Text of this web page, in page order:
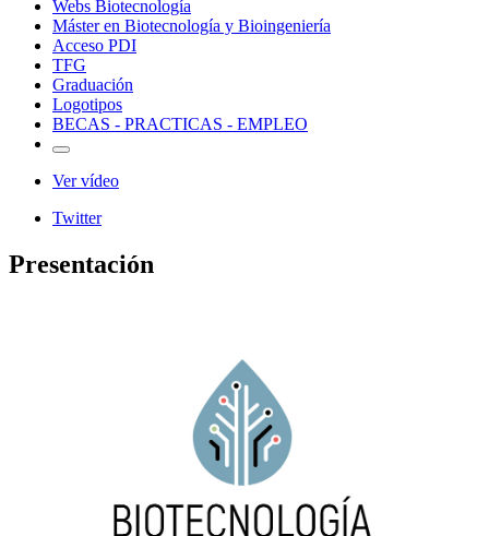
Webs Biotecnología
Máster en Biotecnología y Bioingeniería
Acceso PDI
TFG
Graduación
Logotipos
BECAS - PRACTICAS - EMPLEO
Ver vídeo
Twitter
Presentación